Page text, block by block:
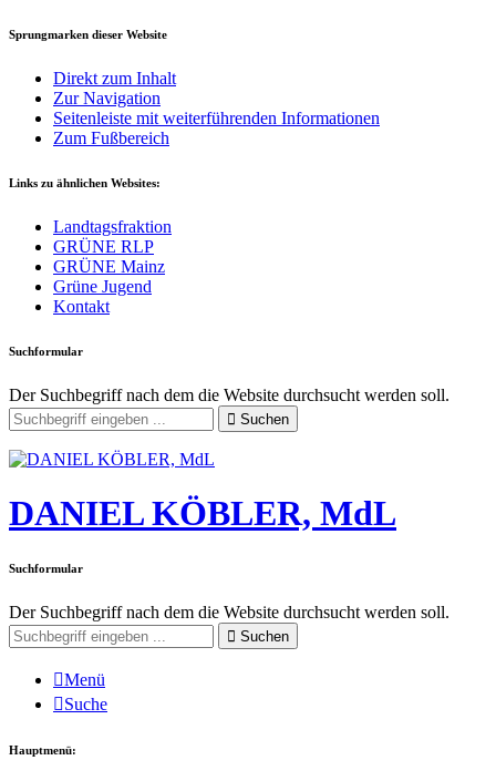
Sprungmarken dieser Website
Direkt zum Inhalt
Zur Navigation
Seitenleiste mit weiterführenden Informationen
Zum Fußbereich
Links zu ähnlichen Websites:
Landtagsfraktion
GRÜNE RLP
GRÜNE Mainz
Grüne Jugend
Kontakt
Suchformular
Der Suchbegriff nach dem die Website durchsucht werden soll.
Suchen
DANIEL KÖBLER, MdL
Suchformular
Der Suchbegriff nach dem die Website durchsucht werden soll.
Suchen
Menü
Suche
Hauptmenü: